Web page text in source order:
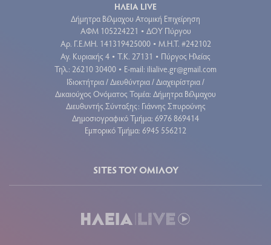
ΗΛΕΙΑ LIVE
Δήμητρα Βέλμαχου Ατομική Επιχείρηση
ΑΦΜ 105224221 • ΔΟΥ Πύργου
Aρ. Γ.Ε.ΜΗ. 141319425000 • Μ.Η.Τ. #242102
Αγ. Κυριακής 4 • Τ.Κ. 27131 • Πύργος Ηλείας
Τηλ.: 26210 30400 • E-mail: ilialive.gr@gmail.com
Ιδιοκτήτρια / Διευθύντρια / Διαχειρίστρια /
Δικαιούχος Ονόματος Τομέα: Δήμητρα Βέλμαχου
Διευθυντής Σύνταξης: Γιάννης Σπυρούνης
Δημοσιογραφικό Τμήμα: 6976 869414
Εμπορικό Τμήμα: 6945 556212
SITES ΤΟΥ ΟΜΙΛΟΥ